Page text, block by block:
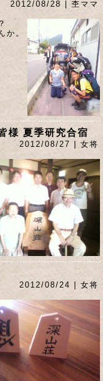
2012/08/28 | 杢ママ
か。
様 夏季研究合宿
2012/08/27 | 女将
2012/08/24 | 女将